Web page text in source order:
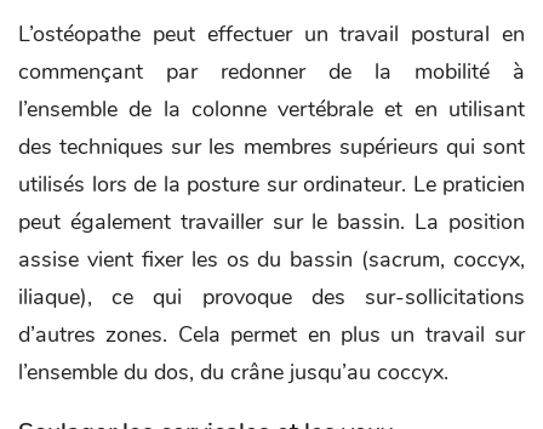
L’ostéopathe peut effectuer un travail postural en
commençant par redonner de la mobilité à
l’ensemble de la colonne vertébrale et en utilisant
des techniques sur les membres supérieurs qui sont
utilisés lors de la posture sur ordinateur. Le praticien
peut également travailler sur le bassin. La position
assise vient fixer les os du bassin (sacrum, coccyx,
iliaque), ce qui provoque des sur-sollicitations
d’autres zones. Cela permet en plus un travail sur
l’ensemble du dos, du crâne jusqu’au coccyx.